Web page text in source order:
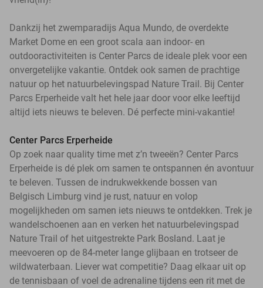
Dankzij het zwemparadijs Aqua Mundo, de overdekte
Market Dome en een groot scala aan indoor- en
outdooractiviteiten is Center Parcs de ideale plek voor een
onvergetelijke vakantie. Ontdek ook samen de prachtige
natuur op het natuurbelevingspad Nature Trail. Bij Center
Parcs Erperheide valt het hele jaar door voor elke leeftijd
altijd iets nieuws te beleven. Dé perfecte mini-vakantie!
Center Parcs Erperheide
Op zoek naar quality time met z’n tweeën? Center Parcs
Erperheide is dé plek om samen te ontspannen én avontuur
te beleven. Tussen de indrukwekkende bossen van
Belgisch Limburg vind je rust, natuur en volop
mogelijkheden om samen iets nieuws te ontdekken. Trek je
wandelschoenen aan en verken het natuurbelevingspad
Nature Trail of het uitgestrekte Park Bosland. Laat je
meevoeren op de 84-meter lange glijbaan en trotseer de
wildwaterbaan. Liever wat competitie? Daag elkaar uit op
de tennisbaan of voel de adrenaline tijdens een rit met de